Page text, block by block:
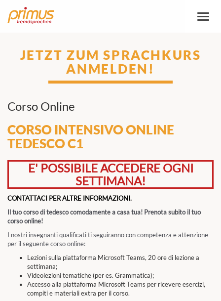
Attiva
JETZT ZUM SPRACHKURS
ANMELDEN!
Corso Online
CORSO INTENSIVO ONLINE
TEDESCO C1
E' POSSIBILE ACCEDERE OGNI
SETTIMANA!
CONTATTACI PER ALTRE INFORMAZIONI.
Il tuo corso di tedesco comodamente a casa tua! Prenota subito il tuo
corso online!
I nostri insegnanti qualificati ti seguiranno con competenza e attenzione
per il seguente corso online:
Lezioni sulla piattaforma Microsoft Teams, 20 ore di lezione a
settimana;
Videolezioni tematiche (per es. Grammatica);
Accesso alla piattaforma Microsoft Teams per ricevere esercizi,
compiti e materiali extra per il corso.